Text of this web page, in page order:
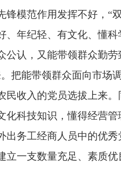
锋模范作用发挥不好，“
、年纪轻、有文化、懂
公认，又能带领群众勤劳
把能带领群众面向市场
民收入的党员选拔上来
化科技知识，懂得经营
出务工经商人员中的优
立一支数量充足、素质